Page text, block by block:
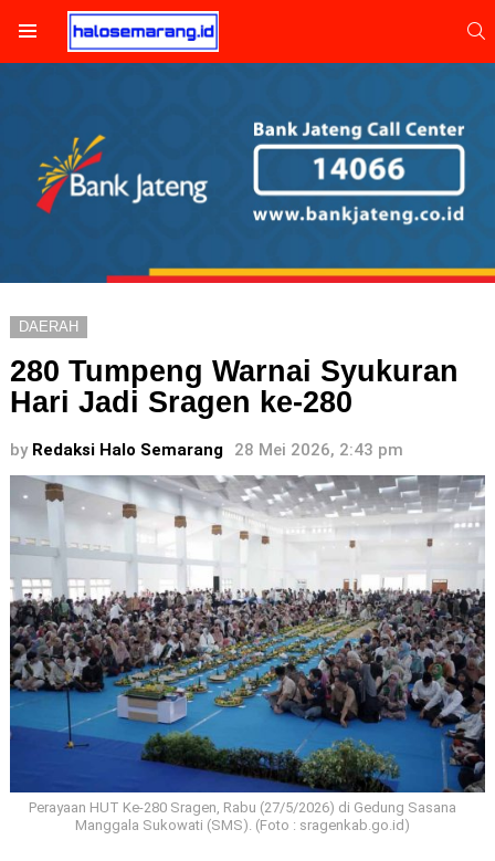
DAERAH
280 Tumpeng Warnai Syukuran
Hari Jadi Sragen ke-280
by Redaksi Halo Semarang 28 Mei 2026, 2:43 pm
Perayaan HUT Ke-280 Sragen, Rabu (27/5/2026) di Gedung Sasana
Manggala Sukowati (SMS). (Foto : sragenkab.go.id)